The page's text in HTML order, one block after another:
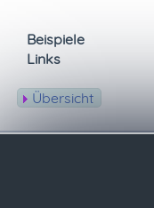
Beispiele
Links
Übersicht